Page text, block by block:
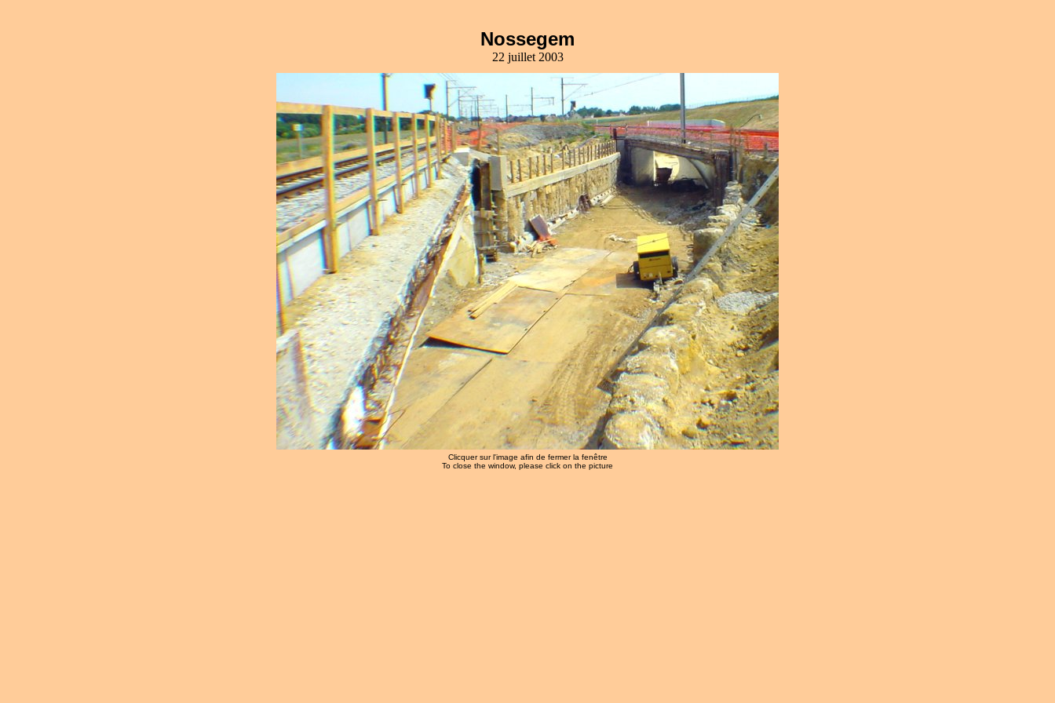
Nossegem
22 juillet 2003
Clicquer sur l'image afin de fermer la fenêtre
To close the window, please click on the picture